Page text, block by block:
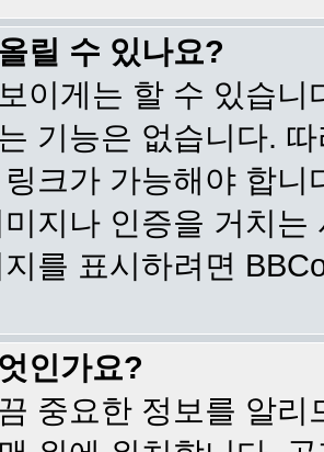
릴 수 있나요?
이게는 할 수 있습
기능은 없습니다.
크가 가능해야 합
지나 인증을 거치
를 표시하려면
인가요?
중요한 정보를 알